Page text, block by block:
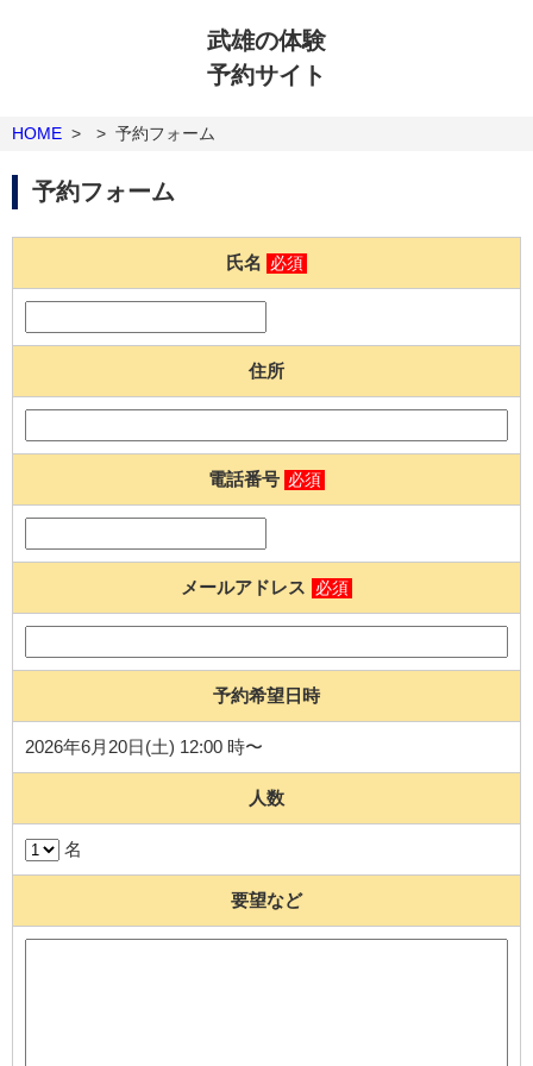
武雄の体験
予約サイト
HOME > > 予約フォーム
予約フォーム
氏名 必須
住所
電話番号 必須
メールアドレス 必須
予約希望日時
2026年6月20日(土) 12:00 時〜
人数
名
要望など